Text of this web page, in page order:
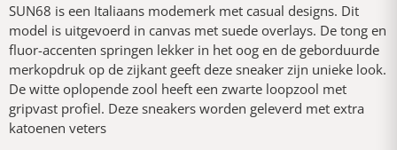
SUN68 is een Italiaans modemerk met casual designs. Dit
model is uitgevoerd in canvas met suede overlays. De tong en
fluor-accenten springen lekker in het oog en de geborduurde
merkopdruk op de zijkant geeft deze sneaker zijn unieke look.
De witte oplopende zool heeft een zwarte loopzool met
gripvast profiel. Deze sneakers worden geleverd met extra
katoenen veters